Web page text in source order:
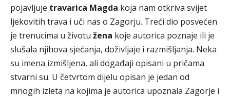
pojavljuje travarica Magda koja nam otkriva svijet
ljekovitih trava i uči nas o Zagorju. Treći dio posvećen
je trenucima u životu žena koje autorica poznaje ili je
slušala njihova sjećanja, doživljaje i razmišljanja. Neka
su imena izmišljena, ali događaji opisani u pričama
stvarni su. U četvrtom dijelu opisan je jedan od
mnogih izleta na kojima je autorica upoznala Zagorje i